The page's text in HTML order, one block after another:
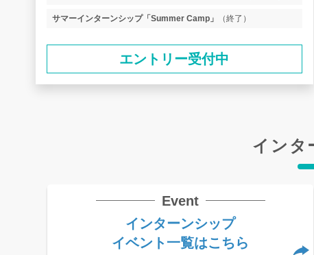
サマーインターンシップ「Summer Camp」 （終了）
エントリー受付中
インタ
Event
インターンシップ
イベント一覧はこちら